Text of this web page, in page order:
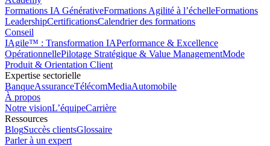
Formations IA GénérativeFormations Agilité à l’échelleFormations
LeadershipCertificationsCalendrier des formations
Conseil
IAgile™ : Transformation IAPerformance & Excellence
OpérationnellePilotage Stratégique & Value ManagementMode
Produit & Orientation Client
Expertise sectorielle
BanqueAssuranceTélécomMediaAutomobile
À propos
Notre visionL’équipeCarrière
Ressources
BlogSuccès clientsGlossaire
Parler à un expert